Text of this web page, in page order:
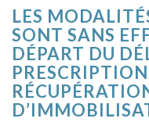
LES
SONT SANS
DÉPART DU